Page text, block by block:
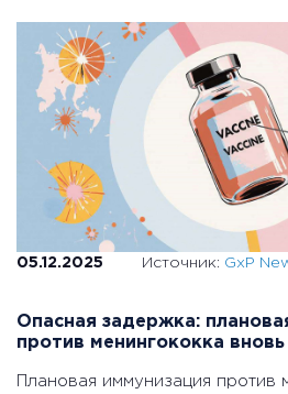
05.12.2025 Источник: GxP
Опасная задержка:
против менингококка
Плановая иммунизация против